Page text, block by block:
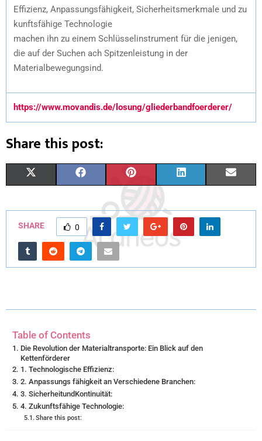
Effizienz, Anpassungsfähigkeit, Sicherheitsmerkmale und zu
kunftsfähige Technologie
machen ihn zu einem Schlüsselinstrument für die jenigen,
die auf der Suchen ach Spitzenleistung in der
Materialbewegungsind.
https://www.movandis.de/losung/gliederbandfoerderer/
Share this post:
I
)
C
E
B
N
T
N
K
SHARE 0
Table of Contents
Die Revolution der Materialtransporte: Ein Blick auf den
Kettenförderer
1. Technologische Effizienz:
2. Anpassungs fähigkeit an Verschiedene Branchen:
3. SicherheitundKontinuität:
4. Zukunftsfähige Technologie:
Share this post: